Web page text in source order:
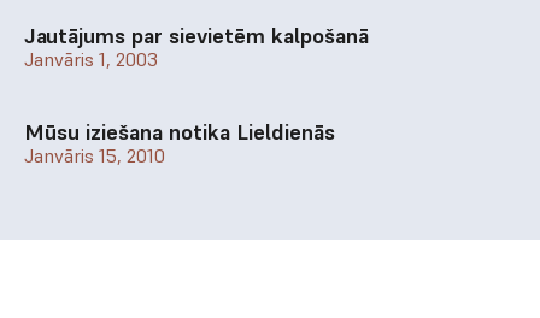
Jautājums par sievietēm kalpošanā
Janvāris 1, 2003
Mūsu iziešana notika Lieldienās
Janvāris 15, 2010